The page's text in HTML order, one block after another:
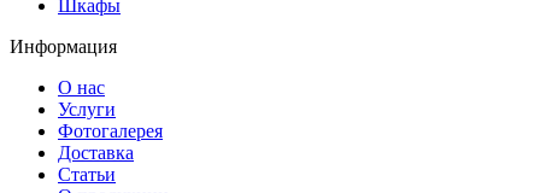
Шкафы
Информация
О нас
Услуги
Фотогалерея
Доставка
Статьи